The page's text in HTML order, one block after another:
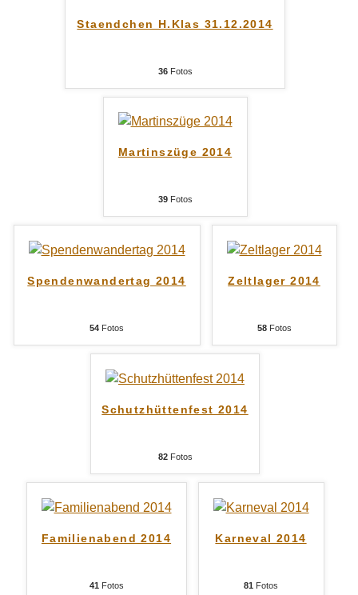
Staendchen H.Klas 31.12.2014
36Fotos
Martinszüge 2014
39Fotos
Spendenwandertag 2014
54 Fotos
Zeltlager 2014
58Fotos
Schutzhüttenfest 2014
82Fotos
Familienabend 2014
41 Fotos
Karneval 2014
81 Fotos